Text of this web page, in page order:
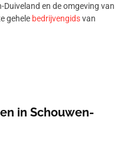
Duiveland en de omgeving van
gehele bedrijvengidsvan
in Schouwen-